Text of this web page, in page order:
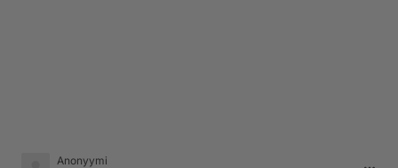
Anonyymi